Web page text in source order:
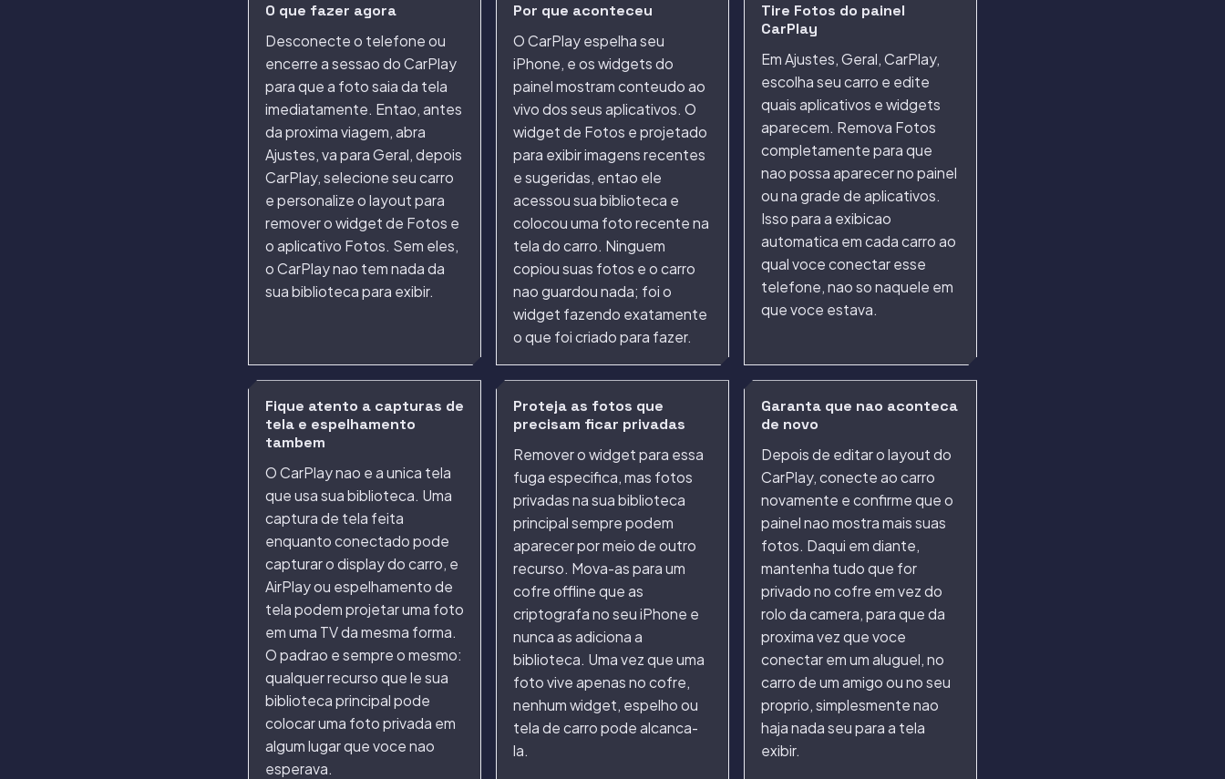
O que fazer agora
Desconecte o telefone ou
encerre a sessao do CarPlay
para que a foto saia da tela
imediatamente. Entao, antes
da proxima viagem, abra
Ajustes, va para Geral, depois
CarPlay, selecione seu carro
e personalize o layout para
remover o widget de Fotos e
o aplicativo Fotos. Sem eles,
o CarPlay nao tem nada da
sua biblioteca para exibir.
Por que aconteceu
O CarPlay espelha seu
iPhone, e os widgets do
painel mostram conteudo ao
vivo dos seus aplicativos. O
widget de Fotos e projetado
para exibir imagens recentes
e sugeridas, entao ele
acessou sua biblioteca e
colocou uma foto recente na
tela do carro. Ninguem
copiou suas fotos e o carro
nao guardou nada; foi o
widget fazendo exatamente
o que foi criado para fazer.
Tire Fotos do painel
CarPlay
Em Ajustes, Geral, CarPlay,
escolha seu carro e edite
quais aplicativos e widgets
aparecem. Remova Fotos
completamente para que
nao possa aparecer no painel
ou na grade de aplicativos.
Isso para a exibicao
automatica em cada carro ao
qual voce conectar esse
telefone, nao so naquele em
que voce estava.
Fique atento a capturas de
tela e espelhamento
tambem
O CarPlay nao e a unica tela
que usa sua biblioteca. Uma
captura de tela feita
enquanto conectado pode
capturar o display do carro, e
AirPlay ou espelhamento de
tela podem projetar uma foto
em uma TV da mesma forma.
O padrao e sempre o mesmo:
qualquer recurso que le sua
biblioteca principal pode
colocar uma foto privada em
algum lugar que voce nao
esperava.
Proteja as fotos que
precisam ficar privadas
Remover o widget para essa
fuga especifica, mas fotos
privadas na sua biblioteca
principal sempre podem
aparecer por meio de outro
recurso. Mova-as para um
cofre offline que as
criptografa no seu iPhone e
nunca as adiciona a
biblioteca. Uma vez que uma
foto vive apenas no cofre,
nenhum widget, espelho ou
tela de carro pode alcanca-
la.
Garanta que nao aconteca
de novo
Depois de editar o layout do
CarPlay, conecte ao carro
novamente e confirme que o
painel nao mostra mais suas
fotos. Daqui em diante,
mantenha tudo que for
privado no cofre em vez do
rolo da camera, para que da
proxima vez que voce
conectar em um aluguel, no
carro de um amigo ou no seu
proprio, simplesmente nao
haja nada seu para a tela
exibir.